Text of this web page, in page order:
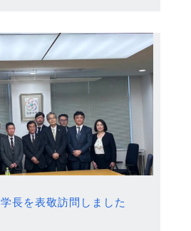
長を表敬訪問しました